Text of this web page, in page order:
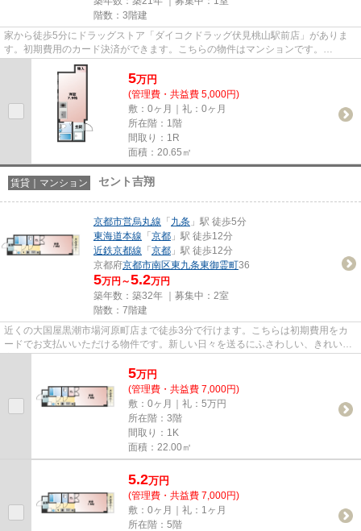
階数：3階建
家から徒歩5分にドラッグストア「ダイコクドラッグ伏見桃山駅前店」がありま
す。初期費用のカード決済ができます。こちらの物件はマンションです。
「RUFF京町」のここがイチオシ。ベア...
5万円
(管理費・共益費 5,000円)
敷：0ヶ月｜礼：0ヶ月
所在階：1階
間取り：1R
面積：20.65㎡
賃貸｜マンション セント吉翔
京都市営烏丸線 「 九条 」駅 徒歩5分
東海道本線 「 京都 」駅 徒歩12分
近鉄京都線 「 京都 」駅 徒歩12分
京都府京都市南区東九条東御霊町36
5万円～5.2万円
築年数：築32年 ｜募集中： 2室
階数：7階建
近くの大国屋黒潮市場河原町店まで徒歩3分で行けます。こちらは初期費用をカ
ードでお支払いいただける物件です。新しい日々を送るにふさわしい、きれいな
5万円
(管理費・共益費 7,000円)
敷：0ヶ月｜礼：5万円
所在階：3階
間取り：1K
面積：22.00㎡
5.2万円
(管理費・共益費 7,000円)
敷：0ヶ月｜礼：1ヶ月
所在階：5階